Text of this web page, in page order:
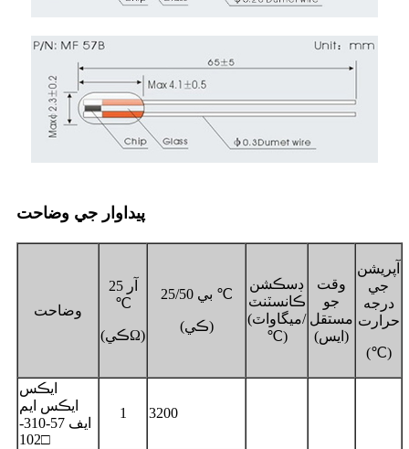
پيداوار جي وضاحت
وضاحت
آر 25
℃
(ڪيΩ)
بي 25/50 ℃
(ڪي)
ڊسڪشن
ڪانسٽنٽ
(ميگاواٽ/
℃)
وقت
جو
مستقل
(ايس)
آپريشن
جي
درجه
حرارت
(℃)
ايڪس
ايڪس ايم
ايف 57-310-
102□
1 3200